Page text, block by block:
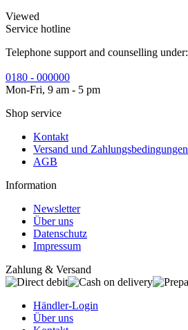
Viewed
Service hotline
Telephone support and counselling under:
0180 - 000000
Mon-Fri, 9 am - 5 pm
Shop service
Kontakt
Versand und Zahlungsbedingungen
AGB
Information
Newsletter
Über uns
Datenschutz
Impressum
Zahlung & Versand
Händler-Login
Über uns